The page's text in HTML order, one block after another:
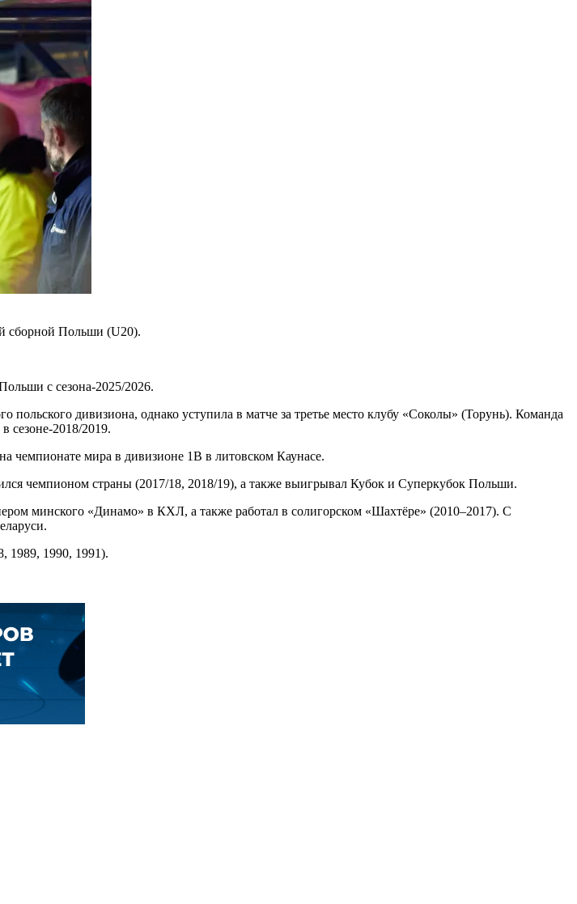
сборной Польши (U20).
с сезона-2025/2026.
дивизиона, однако уступила в матче за третье место клубу «Соколы» (Торунь). Команда
сезоне-2018/2019.
чемпионате мира в дивизионе 1B в литовском Каунасе.
чемпионом страны (2017/18, 2018/19), а также выигрывал Кубок и Суперкубок Польши.
минского «Динамо» в КХЛ, а также работал в солигорском «Шахтёре» (2010–2017). С
1989, 1990, 1991).